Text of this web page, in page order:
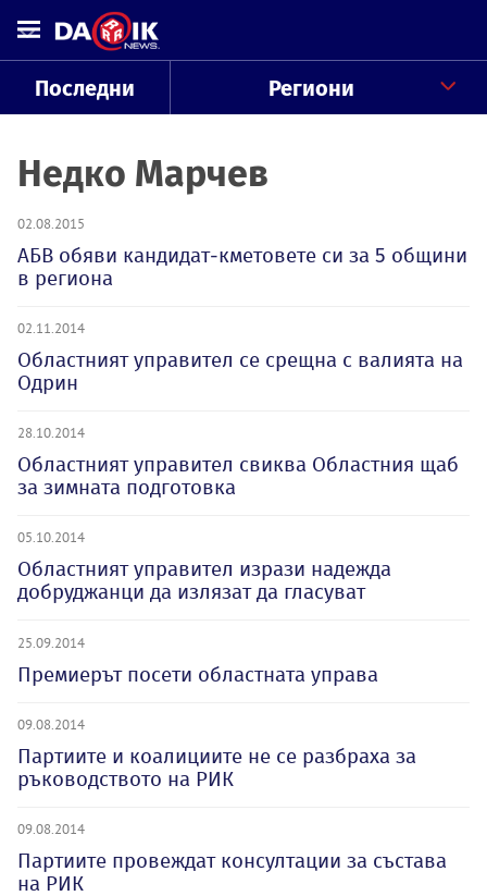
Последни Региони
Недко Марчев
02.08.2015
АБВ обяви кандидат-кметовете си за 5 общини
в региона
02.11.2014
Областният управител се срещна с валията на
Одрин
28.10.2014
Областният управител свиква Областния щаб
за зимната подготовка
05.10.2014
Областният управител изрази надежда
добруджанци да излязат да гласуват
25.09.2014
Премиерът посети областната управа
09.08.2014
Партиите и коалициите не се разбраха за
ръководството на РИК
09.08.2014
Партиите провеждат консултации за състава
на РИК